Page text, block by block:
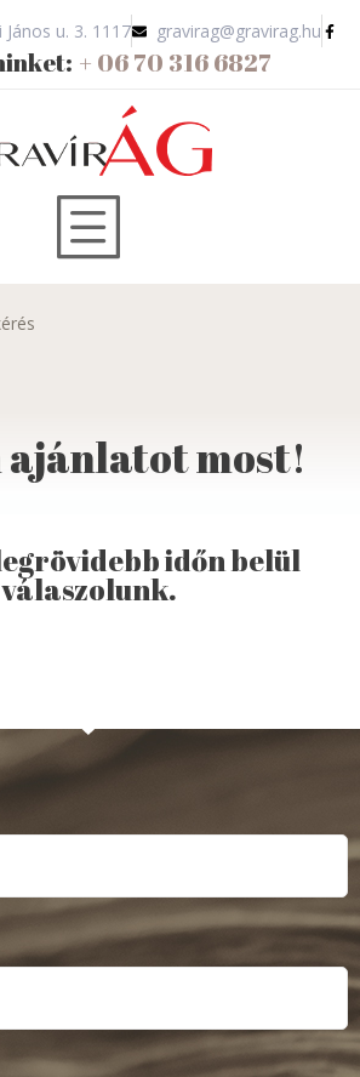
u. 3. 1117 gravirag@gravirag.hu
+ 06 70 316 6827
most!
időn belül
válaszolunk.